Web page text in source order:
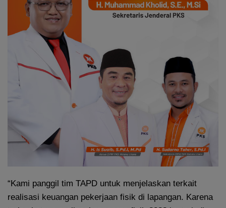
“Kami panggil tim TAPD untuk menjelaskan terkait
realisasi keuangan pekerjaan fisik di lapangan. Karena